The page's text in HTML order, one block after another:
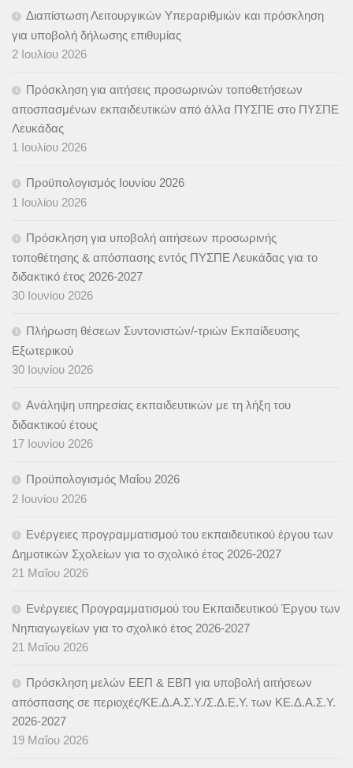
Διαπίστωση Λειτουργικών Υπεραριθμιών και πρόσκληση
για υποβολή δήλωσης επιθυμίας
2 Ιουλίου 2026
Πρόσκληση για αιτήσεις προσωρινών τοποθετήσεων
αποσπασμένων εκπαιδευτικών από άλλα ΠΥΣΠΕ στο ΠΥΣΠΕ
Λευκάδας
1 Ιουλίου 2026
Προϋπολογισμός Ιουνίου 2026
1 Ιουλίου 2026
Πρόσκληση για υποβολή αιτήσεων προσωρινής
τοποθέτησης & απόσπασης εντός ΠΥΣΠΕ Λευκάδας για το
διδακτικό έτος 2026-2027
30 Ιουνίου 2026
Πλήρωση θέσεων Συντονιστών/-τριών Εκπαίδευσης
Εξωτερικού
30 Ιουνίου 2026
Ανάληψη υπηρεσίας εκπαιδευτικών με τη λήξη του
διδακτικού έτους
17 Ιουνίου 2026
Προϋπολογισμός Μαΐου 2026
2 Ιουνίου 2026
Ενέργειες προγραμματισμού του εκπαιδευτικού έργου των
Δημοτικών Σχολείων για το σχολικό έτος 2026-2027
21 Μαΐου 2026
Ενέργειες Προγραμματισμού του Εκπαιδευτικού Έργου των
Νηπιαγωγείων για το σχολικό έτος 2026-2027
21 Μαΐου 2026
Πρόσκληση μελών ΕΕΠ & ΕΒΠ για υποβολή αιτήσεων
απόσπασης σε περιοχές/ΚΕ.Δ.Α.Σ.Υ./Σ.Δ.Ε.Υ. των ΚΕ.Δ.Α.Σ.Υ.
2026-2027
19 Μαΐου 2026